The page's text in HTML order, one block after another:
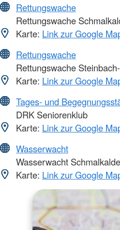
Rettungswache
Rettungswache
Karte: Link zur Google
Rettungswache
Rettungswache
Karte: Link zur Google
Tages- und
DRK Seniorenklub
Karte: Link zur Google
Wasserwacht
Wasserwacht
Karte: Link zur Google